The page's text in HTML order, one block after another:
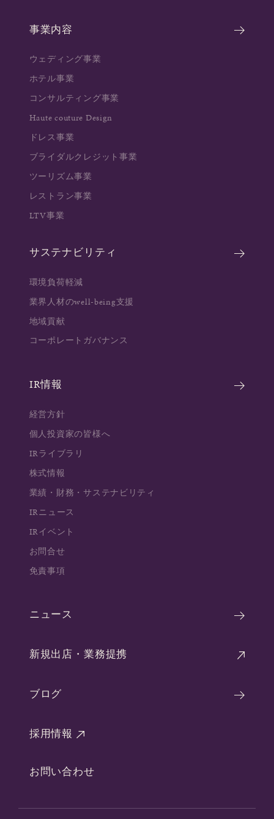
事業内容
ウェディング事業
ホテル事業
コンサルティング事業
Haute couture Design
ドレス事業
ブライダルクレジット事業
ツーリズム事業
レストラン事業
LTV事業
サステナビリティ
環境負荷軽減
業界人材のwell-being支援
地域貢献
コーポレートガバナンス
IR情報
経営方針
個人投資家の皆様へ
IRライブラリ
株式情報
業績・財務・サステナビリティ
IRニュース
IRイベント
お問合せ
免責事項
ニュース
新規出店・業務提携
ブログ
採用情報
お問い合わせ